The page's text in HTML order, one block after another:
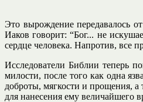
Это вырождение передавалось
Иаков говорит: “Бог... не
сердце человека. Напротив, все
Исследователи Библии теперь
милости, после того как одна
доброты, мягкости и прощения, а
для нанесения ему величайшего